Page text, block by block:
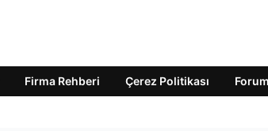
Firma Rehberi Çerez Politikası Forum